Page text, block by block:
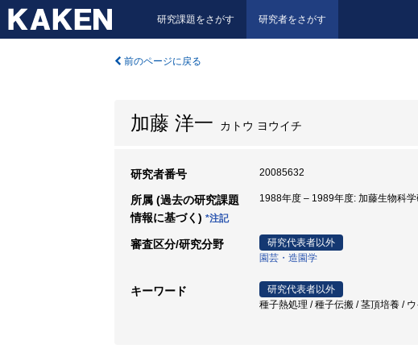
研究課題をさがす 研究者をさがす
前のページに戻る
加藤 洋一 カトウ ヨウイチ
研究者番号 20085632
所属 (過去の研究課題
情報に基づく) *注記
1988年度 – 1989年度: 加藤生物科
審査区分/研究分野
研究代表者以外
園芸・造園学
キーワード
研究代表者以外
種子熱処理 / 種子伝搬 / 茎頂培養 /